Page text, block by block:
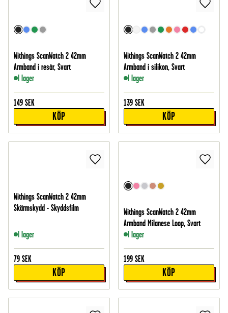
Withings ScanWatch 2 42mm
Armband i resår, Svart
I lager
149 SEK
KÖP
Withings ScanWatch 2 42mm
Armband i silikon, Svart
I lager
139 SEK
KÖP
Withings ScanWatch 2 42mm
Skärmskydd - Skyddsfilm
I lager
79 SEK
KÖP
Withings ScanWatch 2 42mm
Armband Milanese Loop, Svart
I lager
199 SEK
KÖP